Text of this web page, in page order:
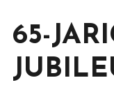
65-